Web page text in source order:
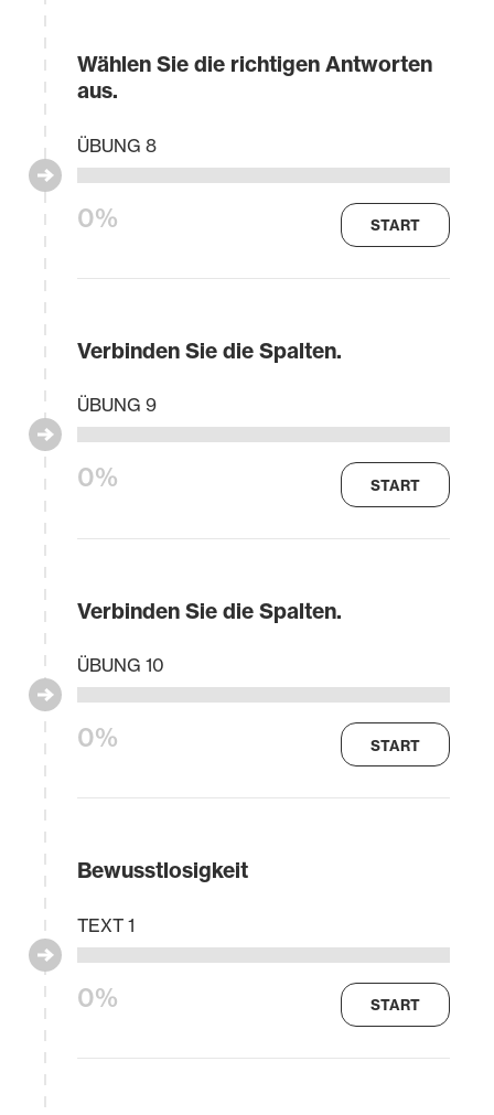
Wählen Sie die richtigen Antworten
aus.
0%
ÜBUNG 8
START
Verbinden Sie die Spalten.
0%
ÜBUNG 9
START
Verbinden Sie die Spalten.
0%
ÜBUNG 10
START
Bewusstlosigkeit
0%
TEXT 1
START